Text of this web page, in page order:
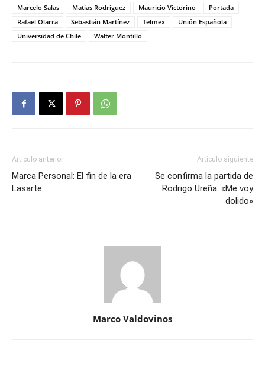
Marcelo Salas
Matías Rodríguez Mauricio Victorino
Portada
Rafael Olarra
Sebastián Martínez Telmex
Unión Española
Universidad de Chile
Walter Montillo
Artículo anterior
Marca Personal: El fin de la era
Lasarte
Artículo siguiente
Se confirma la partida de
Rodrigo Ureña: «Me voy
dolido»
Marco Valdovinos